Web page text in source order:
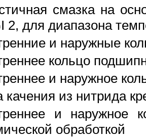
смазка на
2, для диапазона
и наружные
кольцо
и наружное
качения из нитрида
и наружное
обработкой